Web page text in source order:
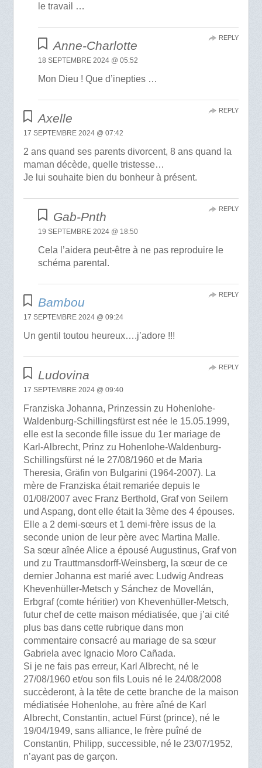
le travail …
Anne-Charlotte
18 SEPTEMBRE 2024 @ 05:52
Mon Dieu ! Que d’inepties …
REPLY
Axelle
17 SEPTEMBRE 2024 @ 07:42
2 ans quand ses parents divorcent, 8 ans quand la
maman décède, quelle tristesse…
Je lui souhaite bien du bonheur à présent.
REPLY
Gab-Pnth
19 SEPTEMBRE 2024 @ 18:50
Cela l’aidera peut-être à ne pas reproduire le
schéma parental.
REPLY
Bambou
17 SEPTEMBRE 2024 @ 09:24
Un gentil toutou heureux….j’adore !!!
REPLY
Ludovina
17 SEPTEMBRE 2024 @ 09:40
Franziska Johanna, Prinzessin zu Hohenlohe-
Waldenburg-Schillingsfürst est née le 15.05.1999,
elle est la seconde fille issue du 1er mariage de
Karl-Albrecht, Prinz zu Hohenlohe-Waldenburg-
Schillingsfürst né le 27/08/1960 et de Maria
Theresia, Gräfin von Bulgarini (1964-2007). La
mère de Franziska était remariée depuis le
01/08/2007 avec Franz Berthold, Graf von Seilern
und Aspang, dont elle était la 3ème des 4 épouses.
Elle a 2 demi-sœurs et 1 demi-frère issus de la
seconde union de leur père avec Martina Malle.
Sa sœur aînée Alice a épousé Augustinus, Graf von
und zu Trauttmansdorff-Weinsberg, la sœur de ce
dernier Johanna est marié avec Ludwig Andreas
Khevenhüller-Metsch y Sánchez de Movellán,
Erbgraf (comte héritier) von Khevenhüller-Metsch,
futur chef de cette maison médiatisée, que j’ai cité
plus bas dans cette rubrique dans mon
commentaire consacré au mariage de sa sœur
Gabriela avec Ignacio Moro Cañada.
Si je ne fais pas erreur, Karl Albrecht, né le
27/08/1960 et/ou son fils Louis né le 24/08/2008
succèderont, à la tête de cette branche de la maison
médiatisée Hohenlohe, au frère aîné de Karl
Albrecht, Constantin, actuel Fürst (prince), né le
19/04/1949, sans alliance, le frère puîné de
Constantin, Philipp, successible, né le 23/07/1952,
n’ayant pas de garçon.
REPLY